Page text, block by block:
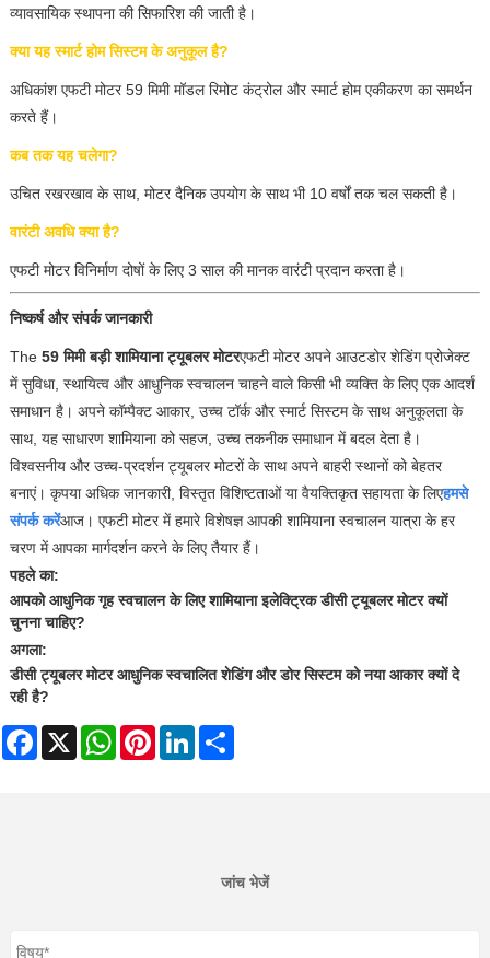
व्यावसायिक स्थापना की सिफारिश की जाती है।
क्या यह स्मार्ट होम सिस्टम के अनुकूल है?
अधिकांश एफटी मोटर 59 मिमी मॉडल रिमोट कंट्रोल और स्मार्ट होम एकीकरण का समर्थन
करते हैं।
कब तक यह चलेगा?
उचित रखरखाव के साथ, मोटर दैनिक उपयोग के साथ भी 10 वर्षों तक चल सकती है।
वारंटी अवधि क्या है?
एफटी मोटर विनिर्माण दोषों के लिए 3 साल की मानक वारंटी प्रदान करता है।
निष्कर्ष और संपर्क जानकारी
The 59 मिमी बड़ी शामियाना ट्यूबलर मोटरएफटी मोटर अपने आउटडोर शेडिंग प्रोजेक्ट
में सुविधा, स्थायित्व और आधुनिक स्वचालन चाहने वाले किसी भी व्यक्ति के लिए एक आदर्श
समाधान है। अपने कॉम्पैक्ट आकार, उच्च टॉर्क और स्मार्ट सिस्टम के साथ अनुकूलता के
साथ, यह साधारण शामियाना को सहज, उच्च तकनीक समाधान में बदल देता है।
विश्वसनीय और उच्च-प्रदर्शन ट्यूबलर मोटरों के साथ अपने बाहरी स्थानों को बेहतर
बनाएं। कृपया अधिक जानकारी, विस्तृत विशिष्टताओं या वैयक्तिकृत सहायता के लिएहमसे
संपर्क करेंआज। एफटी मोटर में हमारे विशेषज्ञ आपकी शामियाना स्वचालन यात्रा के हर
चरण में आपका मार्गदर्शन करने के लिए तैयार हैं।
पहले का:
आपको आधुनिक गृह स्वचालन के लिए शामियाना इलेक्ट्रिक डीसी ट्यूबलर मोटर क्यों
चुनना चाहिए?
अगला:
डीसी ट्यूबलर मोटर आधुनिक स्वचालित शेडिंग और डोर सिस्टम को नया आकार क्यों दे
रही है?
Facebook
X WhatsAppPinterestLinkedIn
जांच भेजें